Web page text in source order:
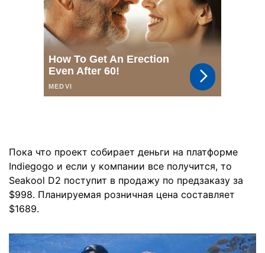
Пока что проект собирает деньги на платформе
Indiegogo и если у компании все получится, то
Seakool D2 поступит в продажу по предзаказу за
$998. Планируемая розничная цена составляет
$1689.